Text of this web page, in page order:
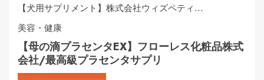
【犬用サプリメント】株式会社ウィズペティ…
美容・健康
【母の滴プラセンタEX】フローレス化粧品株式
会社/最高級プラセンタサプリ